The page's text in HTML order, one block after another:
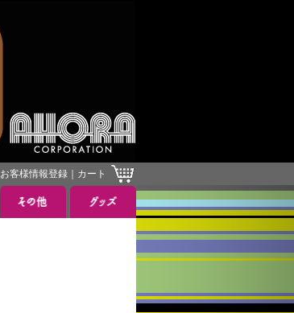
お客様情報登録 カート